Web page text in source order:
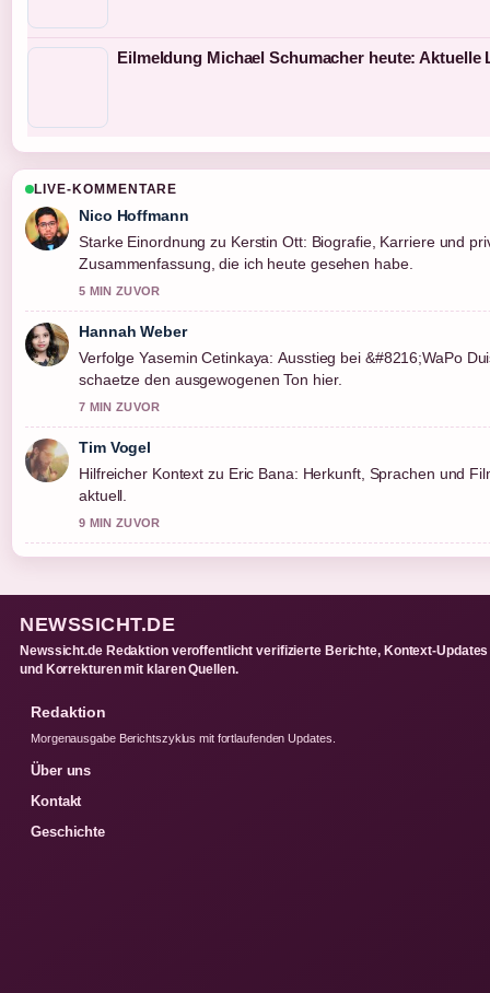
Eilmeldung Michael Schumacher heute: Aktuelle
LIVE-KOMMENTARE
Nico Hoffmann
Starke Einordnung zu Kerstin Ott: Biografie, Karriere und
Zusammenfassung, die ich heute gesehen habe.
5 MIN ZUVOR
Hannah Weber
Verfolge Yasemin Cetinkaya: Ausstieg bei &#8216;WaPo
schaetze den ausgewogenen Ton hier.
7 MIN ZUVOR
Tim Vogel
Hilfreicher Kontext zu Eric Bana: Herkunft, Sprachen und
aktuell.
9 MIN ZUVOR
NEWSSICHT.DE
Newssicht.de Redaktion veroffentlicht verifizierte Berichte, Kontext-Updates
und Korrekturen mit klaren Quellen.
Redaktion
Morgenausgabe Berichtszyklus mit fortlaufenden Updates.
Über uns
Kontakt
Geschichte